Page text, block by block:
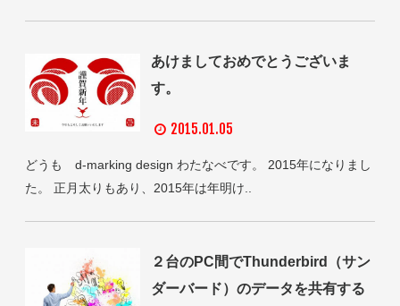
あけましておめでとうございま
す。
2015.01.05
どうも d-marking design わたなべです。 2015年になりまし
た。 正月太りもあり、2015年は年明け..
２台のPC間でThunderbird（サン
ダーバード）のデータを共有する